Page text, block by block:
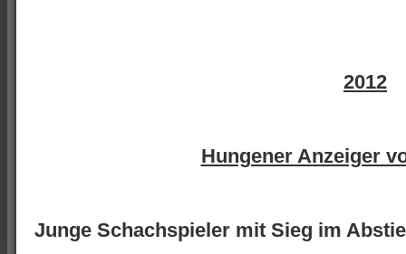
2012
Hungener Anzeiger
Junge Schachspieler mit Sieg im